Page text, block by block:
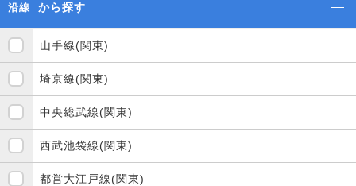
沿線 から探す
山手線(関東)
埼京線(関東)
中央総武線(関東)
西武池袋線(関東)
都営大江戸線(関東)